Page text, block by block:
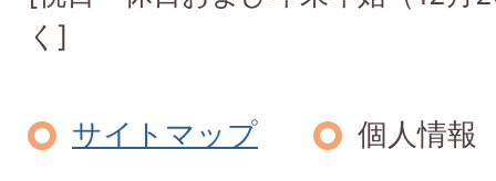
く]
サイトマップ
個人情報